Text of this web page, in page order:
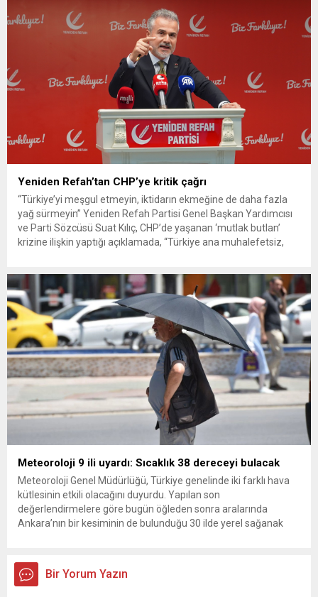
Yeniden Refah’tan CHP’ye kritik çağrı
“Türkiye’yi meşgul etmeyin, iktidarın ekmeğine de daha fazla
yağ sürmeyin” Yeniden Refah Partisi Genel Başkan Yardımcısı
ve Parti Sözcüsü Suat Kılıç, CHP’de yaşanan ‘mutlak butlan’
krizine ilişkin yaptığı açıklamada, “Türkiye ana muhalefetsiz,
olun. Türkiye’yi...
Meteoroloji 9 ili uyardı: Sıcaklık 38 dereceyi bulacak
Meteoroloji Genel Müdürlüğü, Türkiye genelinde iki farklı hava
kütlesinin etkili olacağını duyurdu. Yapılan son
değerlendirmelere göre bugün öğleden sonra aralarında
Ankara’nın bir kesiminin de bulunduğu 30 ilde yerel sağanak
üzerine çıkarak yaz değerlerine ulaşacak. Ayrıca...
Bir Yorum Yazın